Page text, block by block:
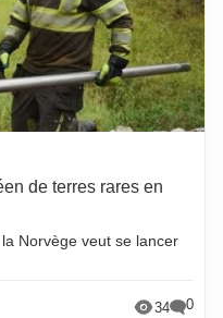
de terres rares en
Norvège veut se lancer
34 0